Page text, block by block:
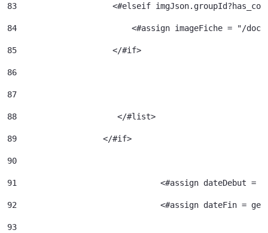
83
<#elseif
84
<#assign
85
                    </#if>
86
87
88
		       </#list>
89
		    </#if>
90
91
<#assign dateDebut
92
<#assign dateFin =
93